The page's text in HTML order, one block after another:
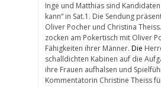
Inge und Matthias sind
kann“ in Sat.1. Die Sendung
Oliver Pocher und Christina
zocken am Pokertisch mit Oliver
Fähigkeiten ihrer Männer. Die
schalldichten Kabinen auf die
ihre Frauen aufhalsen und
Kommentatorin Christine Theiss